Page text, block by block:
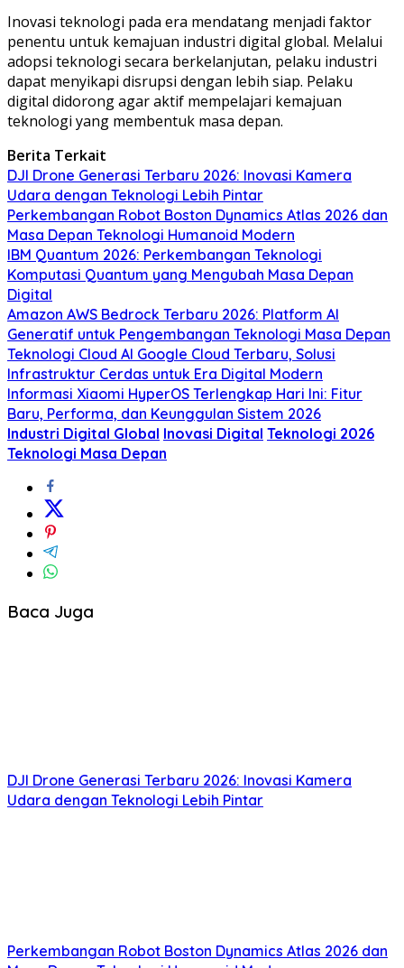
Inovasi teknologi pada era mendatang menjadi faktor
penentu untuk kemajuan industri digital global. Melalui
adopsi teknologi secara berkelanjutan, pelaku industri
dapat menyikapi disrupsi dengan lebih siap. Pelaku
digital didorong agar aktif mempelajari kemajuan
teknologi yang membentuk masa depan.
Berita Terkait
DJI Drone Generasi Terbaru 2026: Inovasi Kamera
Udara dengan Teknologi Lebih Pintar
Perkembangan Robot Boston Dynamics Atlas 2026 dan
Masa Depan Teknologi Humanoid Modern
IBM Quantum 2026: Perkembangan Teknologi
Komputasi Quantum yang Mengubah Masa Depan
Digital
Amazon AWS Bedrock Terbaru 2026: Platform AI
Generatif untuk Pengembangan Teknologi Masa Depan
Teknologi Cloud AI Google Cloud Terbaru, Solusi
Infrastruktur Cerdas untuk Era Digital Modern
Informasi Xiaomi HyperOS Terlengkap Hari Ini: Fitur
Baru, Performa, dan Keunggulan Sistem 2026
Industri Digital Global Inovasi Digital Teknologi 2026
Teknologi Masa Depan
Baca Juga
DJI Drone Generasi Terbaru 2026: Inovasi Kamera
Udara dengan Teknologi Lebih Pintar
Perkembangan Robot Boston Dynamics Atlas 2026 dan